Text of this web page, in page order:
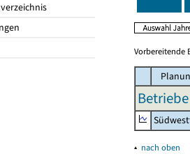
Vorbereitende
▴ nach oben